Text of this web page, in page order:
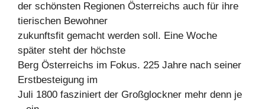
der schönsten Regionen Österreichs auch für ihre
tierischen Bewohner
zukunftsfit gemacht werden soll. Eine Woche
später steht der höchste
Berg Österreichs im Fokus. 225 Jahre nach seiner
Erstbesteigung im
Juli 1800 fasziniert der Großglockner mehr denn je